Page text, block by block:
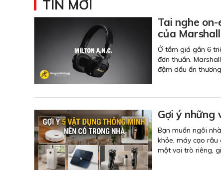
TIN MỚI
Tai nghe
của
Ở tầm giá gần 6
đơn thuần.
đậm dấu ấn
Gợi ý những
Bạn muốn ngôi
khỏe, máy cạo râu
một vai trò riêng,